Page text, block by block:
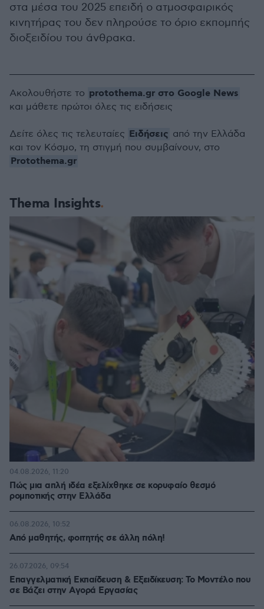
στα μέσα του 2025 επειδή ο ατμοσφαιρικός
κινητήρας του δεν πληρούσε το όριο εκπομπής
διοξειδίου του άνθρακα.
Thema Insights
Πώς μια απλή ιδέα εξελίχθηκε σε κορυφαίο θεσμό
ρομποτικής στην Ελλάδα
04.08.2026, 11:20
Από μαθητής, φοιτητής σε άλλη πόλη!
06.08.2026, 10:52
Επαγγελματική Εκπαίδευση & Εξειδίκευση: Το Mοντέλο που
σε Bάζει στην Aγορά Eργασίας
26.07.2026, 09:54
Ακολουθήστε το protothema.gr στο Google News
και μάθετε πρώτοι όλες τις ειδήσεις
Δείτε όλες τις τελευταίες Ειδήσεις από την Ελλάδα
και τον Κόσμο, τη στιγμή που συμβαίνουν, στο
Protothema.gr